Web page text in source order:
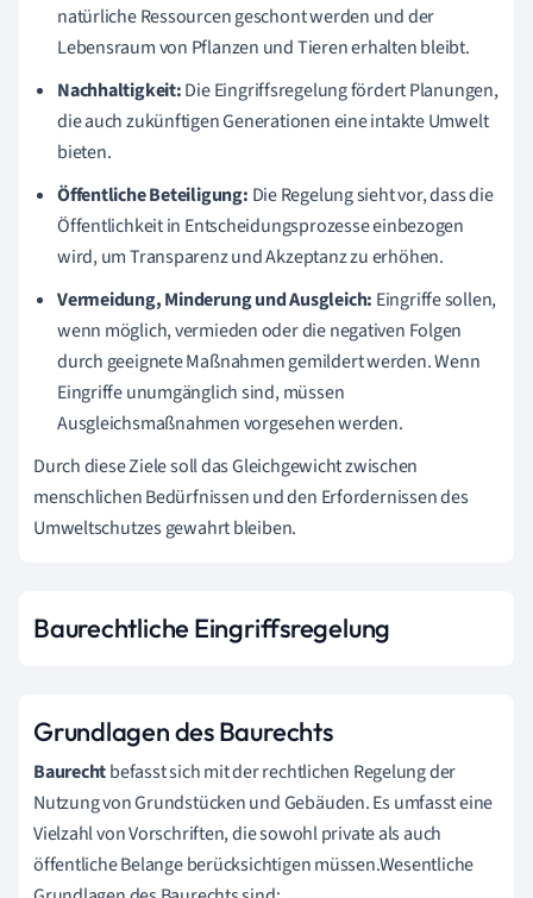
natürliche Ressourcen geschont werden und der
Lebensraum von Pflanzen und Tieren erhalten bleibt.
Nachhaltigkeit:Die Eingriffsregelung fördert Planungen,
die auch zukünftigen Generationen eine intakte Umwelt
bieten.
Öffentliche Beteiligung: Die Regelung sieht vor, dass die
Öffentlichkeit in Entscheidungsprozesse einbezogen
wird, um Transparenz und Akzeptanz zu erhöhen.
Vermeidung, Minderung und Ausgleich: Eingriffe sollen,
wenn möglich, vermieden oder die negativen Folgen
durch geeignete Maßnahmen gemildert werden. Wenn
Eingriffe unumgänglich sind, müssen
Ausgleichsmaßnahmen vorgesehen werden.
Durch diese Ziele soll das Gleichgewicht zwischen
menschlichen Bedürfnissen und den Erfordernissen des
Umweltschutzes gewahrt bleiben.
Baurechtliche Eingriffsregelung
Grundlagen des Baurechts
Baurechtbefasst sich mit der rechtlichen Regelung der
Nutzung von Grundstücken und Gebäuden. Es umfasst eine
Vielzahl von Vorschriften, die sowohl private als auch
öffentliche Belange berücksichtigen müssen.Wesentliche